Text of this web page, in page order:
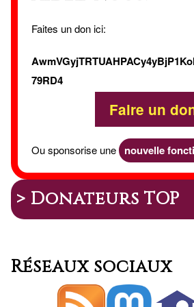
Faites un don ici:
79RD4
Faire un
Ou sponsorise une nouvelle
> Donateurs TOP
Réseaux sociaux